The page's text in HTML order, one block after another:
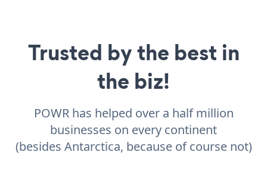
Trusted by the best in
the biz!
POWR has helped over a half million
businesses on every continent
(besides Antarctica, because of course not)